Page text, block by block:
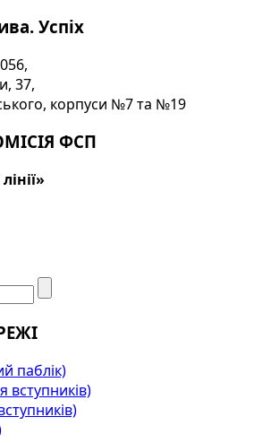
Успіх
37,
корпуси №7 та №19
ФСП
паблік)
вступників)